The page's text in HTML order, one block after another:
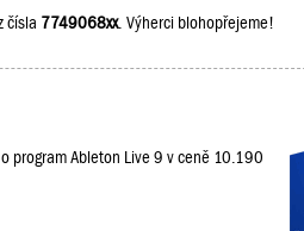
čísla 7749068xx. Výherci blohopřejeme!
program Ableton Live 9 v ceně 10.190